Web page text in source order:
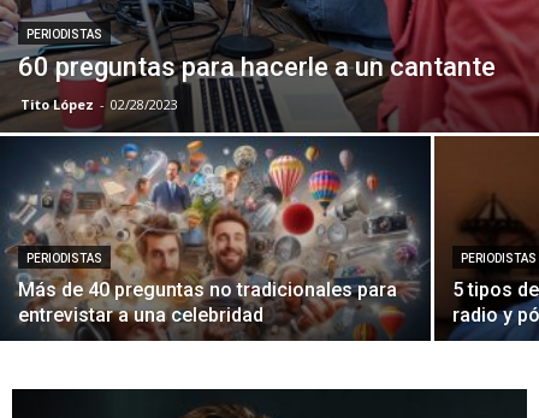
PERIODISTAS
60 preguntas para hacerle a un cantante
Tito López - 02/28/2023
PERIODISTAS
Más de 40 preguntas no tradicionales para
entrevistar a una celebridad
PERIODISTAS
5 tipos
radio y